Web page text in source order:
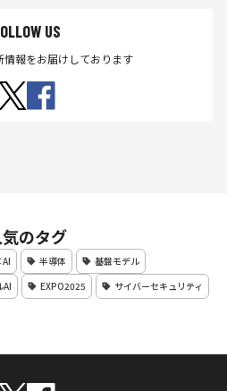
US
情報をお届けしております
のタグ
半導体
基盤モデル
AI EXPO2025
サイバーセキュリティ